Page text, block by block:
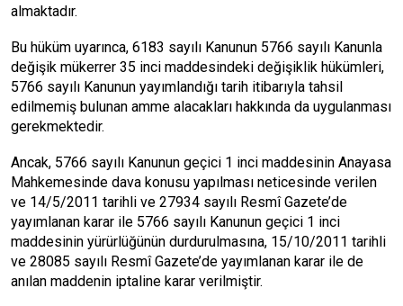
almaktadır.
Bu hüküm uyarınca, 6183 sayılı Kanunun 5766 sayılı Kanunla
değişik mükerrer 35 inci maddesindeki değişiklik hükümleri,
5766 sayılı Kanunun yayımlandığı tarih itibarıyla tahsil
edilmemiş bulunan amme alacakları hakkında da uygulanması
gerekmektedir.
Ancak, 5766 sayılı Kanunun geçici 1 inci maddesinin Anayasa
Mahkemesinde dava konusu yapılması neticesinde verilen
ve 14/5/2011 tarihli ve 27934 sayılı Resmî Gazete’de
yayımlanan karar ile 5766 sayılı Kanunun geçici 1 inci
maddesinin yürürlüğünün durdurulmasına, 15/10/2011 tarihli
ve 28085 sayılı Resmî Gazete’de yayımlanan karar ile de
anılan maddenin iptaline karar verilmiştir.